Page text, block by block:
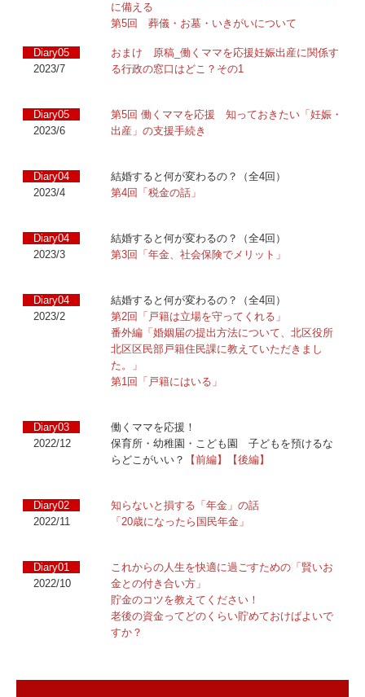
に備える
第5回 葬儀・お墓・いきがいについて
Diary05
2023/7
おまけ 原稿_働くママを応援妊娠出産に関係す
る行政の窓口はどこ？その1
Diary05
2023/6
第5回 働くママを応援 知っておきたい「妊娠・
出産」の支援手続き
Diary04
2023/4
結婚すると何が変わるの？（全4回）
第4回「税金の話」
Diary04
2023/3
結婚すると何が変わるの？（全4回）
第3回「年金、社会保険でメリット」
Diary04
2023/2
結婚すると何が変わるの？（全4回）
第2回「戸籍は立場を守ってくれる」
番外編「婚姻届の提出方法について、北区役所
北区区民部戸籍住民課に教えていただきまし
た。
」
第1回「戸籍にはいる」
Diary03
2022/12
働くママを応援！
保育所・幼稚園・こども園 子どもを預けるな
らどこがいい？
【前編】 【後編】
Diary02
2022/11
知らないと損する「年金」の話
「20歳になったら国民年金」
Diary01
2022/10
これからの人生を快適に過ごすための「賢いお
金との付き合い方」
貯金のコツを教えてください！
老後の資金ってどのくらい貯めておけばよいで
すか？